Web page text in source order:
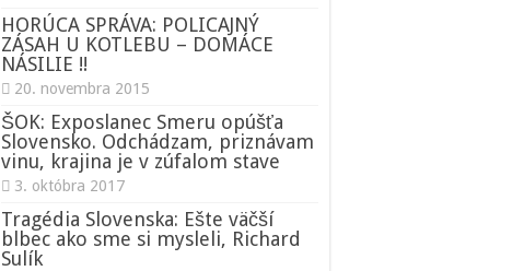
HORÚCA SPRÁVA: POLICAJNÝ
ZÁSAH U KOTLEBU – DOMÁCE
NÁSILIE !!
20. novembra 2015
ŠOK: Exposlanec Smeru opúšťa
Slovensko. Odchádzam, priznávam
vinu, krajina je v zúfalom stave
3. októbra 2017
Tragédia Slovenska: Ešte väčší
blbec ako sme si mysleli, Richard
Sulík